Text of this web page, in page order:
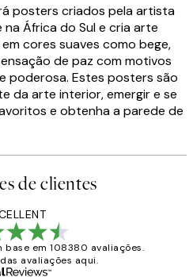
posters criados pela artista
na África do Sul e cria arte
cores suaves como bege,
de paz com motivos
poderosa. Estes posters são
da arte interior, emergir e se
e obtenha a parede de
de clientes
base em 108380 avaliações.
avaliações aqui.